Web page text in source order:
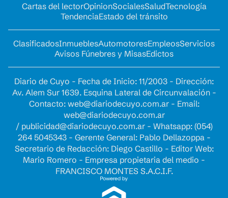
Cartas del lectorOpinionSocialesSaludTecnología
TendenciaEstado del tránsito
ClasificadosInmueblesAutomotoresEmpleosServicios
Avisos Fúnebres y MisasEdictos
Diario de Cuyo - Fecha de Inicio: 11/2003 - Dirección:
Av. Alem Sur 1639. Esquina Lateral de Circunvalación -
Contacto: web@diariodecuyo.com.ar- Email:
web@diariodecuyo.com.ar
/ publicidad@diariodecuyo.com.ar- Whatsapp: (054)
264 5045343 - Gerente General: Pablo Dellazoppa -
Secretario de Redacción: Diego Castillo - Editor Web:
Mario Romero - Empresa propietaria del medio -
FRANCISCO MONTES S.A.C.I.F.